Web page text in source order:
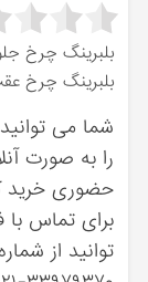
بلبرینگ چرخ
بلبرینگ چرخ
شما می
را به صورت
حضوری خرید
برای تماس با
توانید از